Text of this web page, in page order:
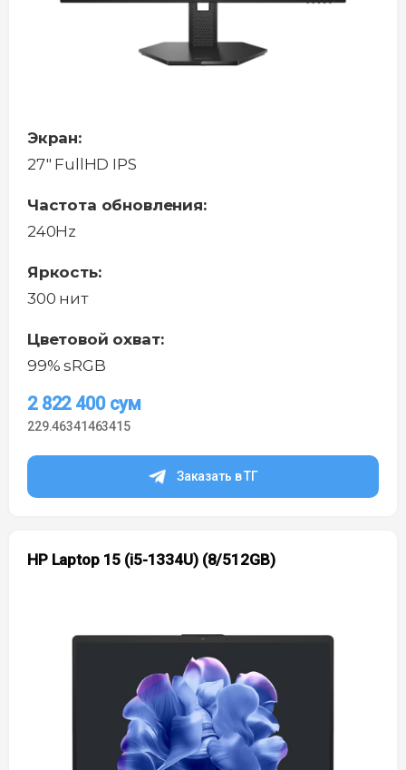
Экран:
27" FullHD IPS
Частота обновления:
240Hz
Яркость:
300 нит
Цветовой охват:
99% sRGB
2 822 400 сум
229.46341463415
Заказать в ТГ
HP Laptop 15 (i5-1334U) (8/512GB)